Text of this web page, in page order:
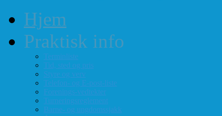
Hjem
Praktisk info
Terminliste
Tid, sted og pris
Styre og verv
Telefon- og E-post-liste
Forenings-vedtekter
Turneringsreglement
Barne- og ungdomssjakk